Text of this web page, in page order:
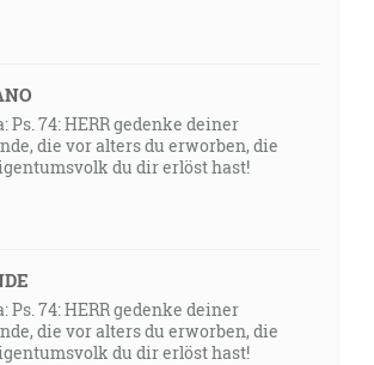
Ps. 74: HERR gedenke deiner
die vor alters du erworben, die
du dir erlöst hast!
Ps. 74: HERR gedenke deiner
die vor alters du erworben, die
du dir erlöst hast!